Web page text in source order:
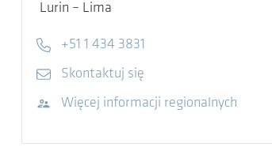
Lurin – Lima
Telephone
+51 1 434 3831
E-mailSkontaktuj się
Odwiedź stronę internetową
Więcej informacji regionalnych